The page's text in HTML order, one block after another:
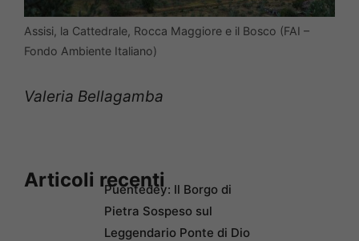
Assisi, la Cattedrale, Rocca Maggiore e il Bosco (FAI –
Fondo Ambiente Italiano)
Valeria Bellagamba
Articoli recentiPuentedey: Il Borgo di
Pietra Sospeso sul
Leggendario Ponte di Dio